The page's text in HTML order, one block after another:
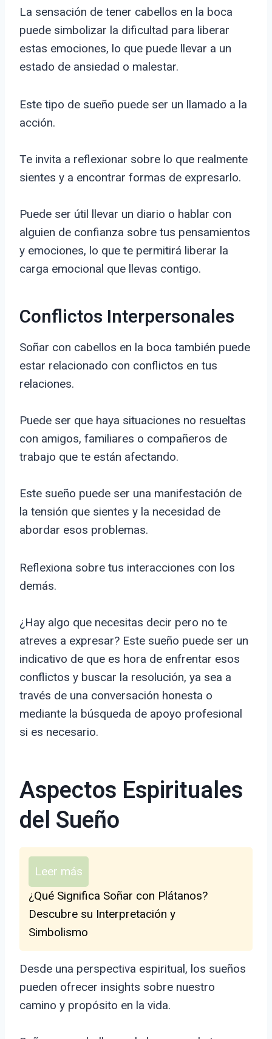
La sensación de tener cabellos en la boca
puede simbolizar la dificultad para liberar
estas emociones, lo que puede llevar a un
estado de ansiedad o malestar.
Este tipo de sueño puede ser un llamado a la
acción.
Te invita a reflexionar sobre lo que realmente
sientes y a encontrar formas de expresarlo.
Puede ser útil llevar un diario o hablar con
alguien de confianza sobre tus pensamientos
y emociones, lo que te permitirá liberar la
carga emocional que llevas contigo.
Conflictos Interpersonales
Soñar con cabellos en la boca también puede
estar relacionado con conflictos en tus
relaciones.
Puede ser que haya situaciones no resueltas
con amigos, familiares o compañeros de
trabajo que te están afectando.
Este sueño puede ser una manifestación de
la tensión que sientes y la necesidad de
abordar esos problemas.
Reflexiona sobre tus interacciones con los
demás.
¿Hay algo que necesitas decir pero no te
atreves a expresar? Este sueño puede ser un
indicativo de que es hora de enfrentar esos
conflictos y buscar la resolución, ya sea a
través de una conversación honesta o
mediante la búsqueda de apoyo profesional
si es necesario.
Aspectos Espirituales
del Sueño
Leer más
¿Qué Significa Soñar con Plátanos?
Descubre su Interpretación y
Simbolismo
Desde una perspectiva espiritual, los sueños
pueden ofrecer insights sobre nuestro
camino y propósito en la vida.